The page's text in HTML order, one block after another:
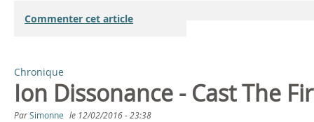
Commenter cet article
Chronique
Ion Dissonance - Cast The
ParSimonne le 12/02/2016 - 23:38